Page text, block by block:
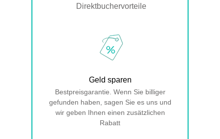
Geld sparen
Bestpreisgarantie. Wenn Sie billiger
gefunden haben, sagen Sie es uns und
wir geben Ihnen einen zusätzlichen
Rabatt
Direktbuchervorteile